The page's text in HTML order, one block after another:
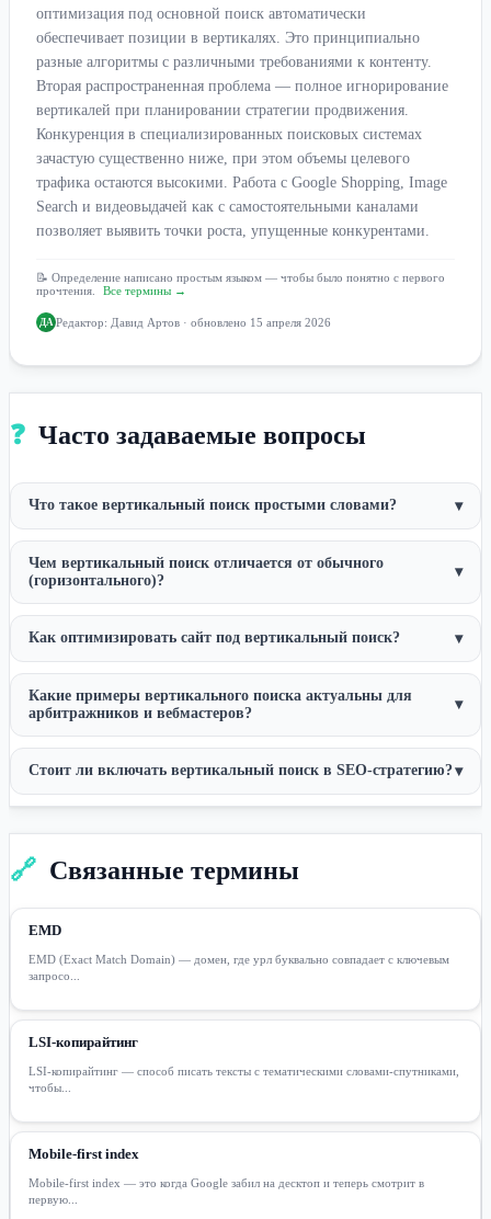
оптимизация под основной поиск автоматически
обеспечивает позиции в вертикалях. Это принципиально
разные алгоритмы с различными требованиями к контенту.
Вторая распространенная проблема — полное игнорирование
вертикалей при планировании стратегии продвижения.
Конкуренция в специализированных поисковых системах
зачастую существенно ниже, при этом объемы целевого
трафика остаются высокими. Работа с Google Shopping, Image
Search и видеовыдачей как с самостоятельными каналами
позволяет выявить точки роста, упущенные конкурентами.
📝 Определение написано простым языком — чтобы было понятно с первого
прочтения.
Все термины →
ДА Редактор: Давид Артов · обновлено 15 апреля 2026
❓ Часто задаваемые вопросы
Что такое вертикальный поиск простыми словами? ▾
Чем вертикальный поиск отличается от обычного
(горизонтального)?
▾
Как оптимизировать сайт под вертикальный поиск? ▾
Какие примеры вертикального поиска актуальны для
арбитражников и вебмастеров?
▾
Стоит ли включать вертикальный поиск в SEO-стратегию?▾
🔗 Связанные термины
EMD
EMD (Exact Match Domain) — домен, где урл буквально совпадает с ключевым
запросо...
LSI-копирайтинг
LSI-копирайтинг — способ писать тексты с тематическими словами-спутниками,
чтобы...
Mobile-first index
Mobile-first index — это когда Google забил на десктоп и теперь смотрит в
первую...